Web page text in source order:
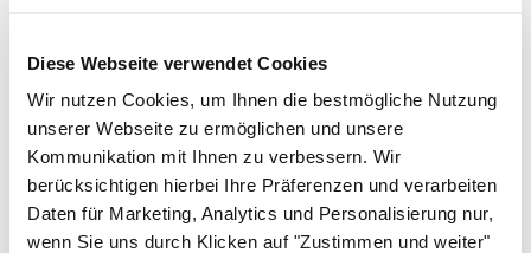
Diese Webseite verwendet Cookies
Wir nutzen Cookies, um Ihnen die bestmögliche Nutzung
unserer Webseite zu ermöglichen und unsere
Kommunikation mit Ihnen zu verbessern. Wir
berücksichtigen hierbei Ihre Präferenzen und verarbeiten
Daten für Marketing, Analytics und Personalisierung nur,
wenn Sie uns durch Klicken auf "Zustimmen und weiter"
Deckel Edelstahl 290 mm
Einloggen und Bewertung schreiben
Das könnte Ihnen ebenfalls gefallen
Artikel überspringen
Backform oval